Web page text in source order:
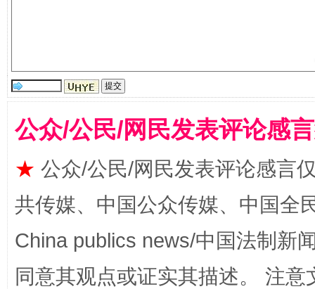
解纷+调解+退费，一次搞定
公众/公民/网民发表评论感
★ 公众/公民/网民发表评论感言
共传媒、中国公众传媒、中国全
China publics news/中国法制新
同意其观点或证实其描述。 注